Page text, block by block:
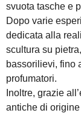
svuota tasche e
Dopo varie
dedicata alla
scultura su
bassorilievi, fino
profumatori.
Inoltre, grazie
antiche di